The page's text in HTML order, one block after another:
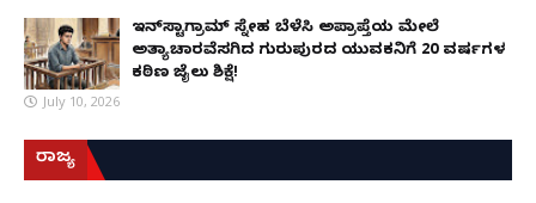
ಇನ್‌ಸ್ಟಾಗ್ರಾಮ್ ಸ್ನೇಹ ಬೆಳೆಸಿ ಅಪ್ರಾಪ್ತೆಯ ಮೇಲೆ
ಅತ್ಯಾಚಾರವೆಸಗಿದ ಗುರುಪುರದ ಯುವಕನಿಗೆ 20 ವರ್ಷಗಳ
ಕಠಿಣ ಜೈಲು ಶಿಕ್ಷೆ!
July 10, 2026
ರಾಜ್ಯ